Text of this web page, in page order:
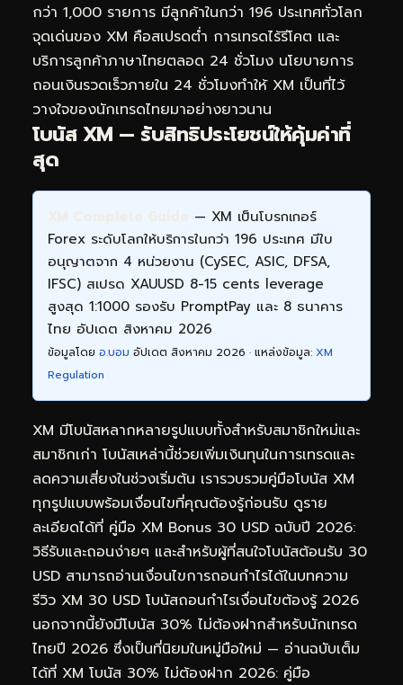
กว่า 1,000 รายการ มีลูกค้าในกว่า 196 ประเทศทั่วโลก
จุดเด่นของ XM คือสเปรดต่ำ การเทรดไร้รีโคต และ
บริการลูกค้าภาษาไทยตลอด 24 ชั่วโมง นโยบายการ
ถอนเงินรวดเร็วภายใน 24 ชั่วโมงทำให้ XM เป็นที่ไว้
วางใจของนักเทรดไทยมาอย่างยาวนาน
โบนัส XM — รับสิทธิประโยชน์ให้คุ้มค่าที่
สุด
XM Complete Guide — XM เป็นโบรกเกอร์
Forex ระดับโลกให้บริการในกว่า 196 ประเทศ มีใบ
อนุญาตจาก 4 หน่วยงาน (CySEC, ASIC, DFSA,
IFSC) สเปรด XAUUSD 8-15 cents leverage
สูงสุด 1:1000 รองรับ PromptPay และ 8 ธนาคาร
ไทย อัปเดต สิงหาคม 2026
ข้อมูลโดย อ.บอม อัปเดต สิงหาคม 2026 · แหล่งข้อมูล: XM
Regulation
XM มีโบนัสหลากหลายรูปแบบทั้งสำหรับสมาชิกใหม่และ
สมาชิกเก่า โบนัสเหล่านี้ช่วยเพิ่มเงินทุนในการเทรดและ
ลดความเสี่ยงในช่วงเริ่มต้น เรารวบรวมคู่มือโบนัส XM
ทุกรูปแบบพร้อมเงื่อนไขที่คุณต้องรู้ก่อนรับ ดูราย
ละเอียดได้ที่ คู่มือ XM Bonus 30 USD ฉบับปี 2026:
วิธีรับและถอนง่ายๆ และสำหรับผู้ที่สนใจโบนัสต้อนรับ 30
USD สามารถอ่านเงื่อนไขการถอนกำไรได้ในบทความ
รีวิว XM 30 USD โบนัสถอนกำไรเงื่อนไขต้องรู้ 2026
นอกจากนี้ยังมีโบนัส 30% ไม่ต้องฝากสำหรับนักเทรด
ไทยปี 2026 ซึ่งเป็นที่นิยมในหมู่มือใหม่ — อ่านฉบับเต็ม
ได้ที่ XM โบนัส 30% ไม่ต้องฝาก 2026: คู่มือ